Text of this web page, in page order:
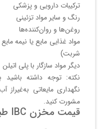
ترکیبات دارویی و پزشکی
رنگ و سایر مواد تزئینی
روغن‌ها و روان‌کننده‌ها
مواد غذایی مایع یا نیمه
شربت)
دیگر مواد سازگار با پلی اتیلن
نکته: توجه داشته باشید
نگهداری مایعاتی
مشورت کنید.
قیمت مخزن IBC طبرستان